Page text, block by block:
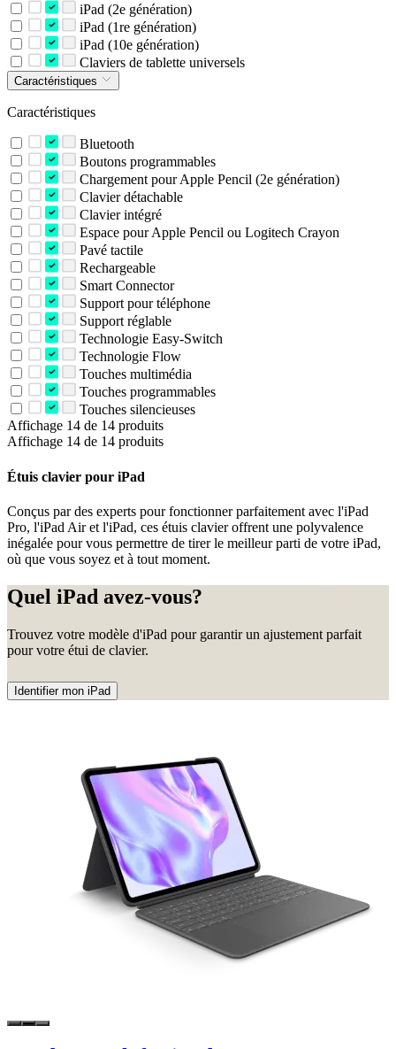
iPad (2e génération)
iPad (1re génération)
iPad (10e génération)
Claviers de tablette universels
Caractéristiques
Caractéristiques
Bluetooth
Boutons programmables
Chargement pour Apple Pencil (2e génération)
Clavier détachable
Clavier intégré
Espace pour Apple Pencil ou Logitech Crayon
Pavé tactile
Rechargeable
Smart Connector
Support pour téléphone
Support réglable
Technologie Easy-Switch
Technologie Flow
Touches multimédia
Touches programmables
Touches silencieuses
Affichage 14 de 14 produits
Affichage 14 de 14 produits
Étuis clavier pour iPad
Conçus par des experts pour fonctionner parfaitement avec l'iPad
Pro, l'iPad Air et l'iPad, ces étuis clavier offrent une polyvalence
inégalée pour vous permettre de tirer le meilleur parti de votre iPad,
où que vous soyez et à tout moment.
Quel iPad avez-vous?
Trouvez votre modèle d'iPad pour garantir un ajustement parfait
pour votre étui de clavier.
Identifier mon iPad